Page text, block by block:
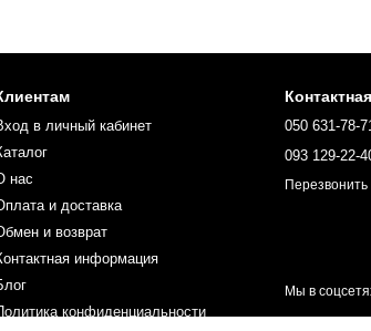
в личный кабинет
нас
и доставка
и возврат
информация
конфиденциальности
050 631-78-
093 129-22-
Мы в